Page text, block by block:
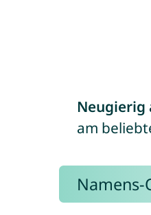
Neugierig
am
Namens-